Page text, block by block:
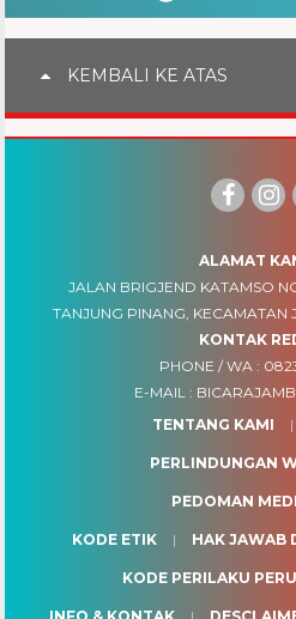
KEMBALI KE ATAS
ALAMAT
JALAN BRIGJEND KATAMSO
TANJUNG PINANG, KECAMATAN
KONTAK
PHONE / WA :
E-MAIL :
TENTANG KAMI
PERLINDUNGAN
PEDOMAN
KODE ETIK HAK JAWAB
KODE PERILAKU